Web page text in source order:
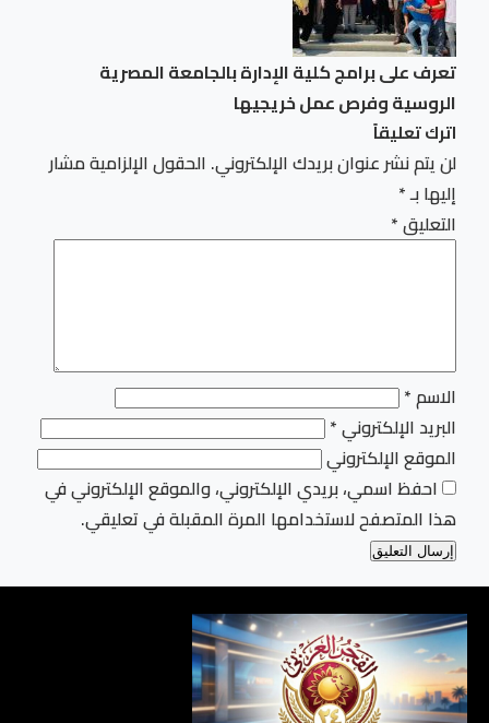
تعرف على برامج كلية الإدارة بالجامعة المصرية
الروسية وفرص عمل خريجيها
اترك تعليقاً
لن يتم نشر عنوان بريدك الإلكتروني. الحقول الإلزامية مشار
إليها بـ*
التعليق*
الاسم*
البريد الإلكتروني*
الموقع الإلكتروني
احفظ اسمي، بريدي الإلكتروني، والموقع الإلكتروني في
هذا المتصفح لاستخدامها المرة المقبلة في تعليقي.